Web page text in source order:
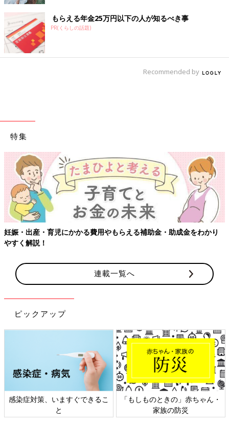
もらえる年金25万円以下の人が知るべき事
PR(くらしの話題)
Recommended by
特集
妊娠・出産・育児にかかる費用やもらえる補助金・助成金をわかり
やすく解説！
連載一覧へ
ピックアップ
感染症対策、いますぐできるこ
と
「もしものときの」赤ちゃん・
家族の防災